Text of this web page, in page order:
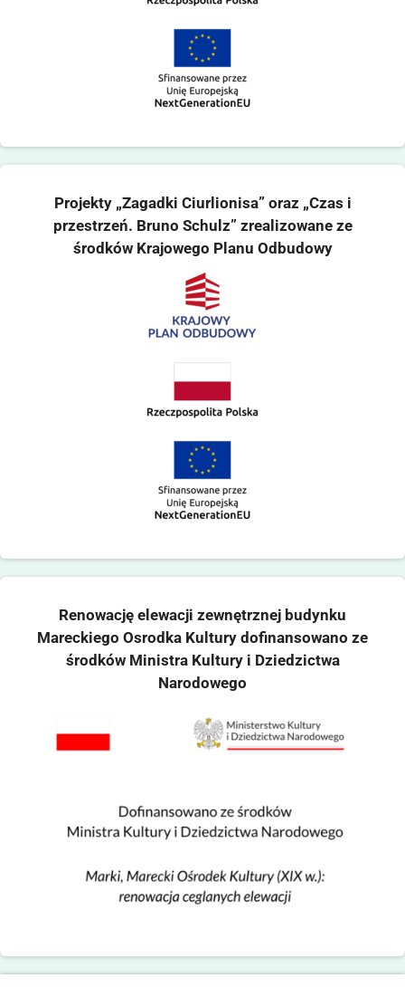
Projekty „Zagadki Ciurlionisa” oraz „Czas i
przestrzeń. Bruno Schulz” zrealizowane ze
środków Krajowego Planu Odbudowy
Renowację elewacji zewnętrznej budynku
Mareckiego Osrodka Kultury dofinansowano ze
środków Ministra Kultury i Dziedzictwa
Narodowego